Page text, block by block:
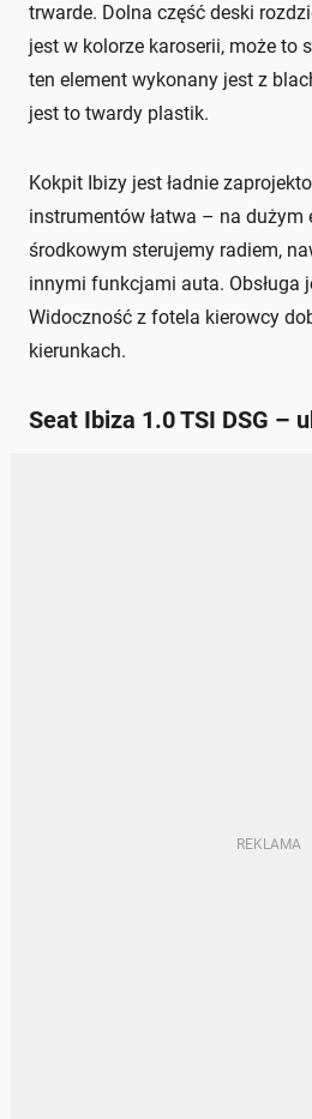
trwarde. Dolna część deski
jest w kolorze karoserii, może to
ten element wykonany jest z
jest to twardy plastik.
Kokpit Ibizy jest ładnie
instrumentów łatwa – na dużym
środkowym sterujemy radiem,
innymi funkcjami auta. Obsługa
Widoczność z fotela kierowcy
kierunkach.
Seat Ibiza 1.0 TSI DSG –